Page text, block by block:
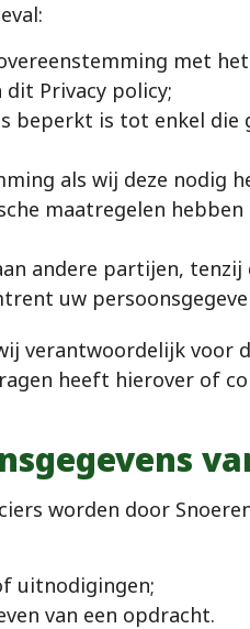
met
dit Privacy policy;
beperkt is tot enkel
als wij deze nodig
maatregelen
andere partijen,
uw
verantwoordelijk voor
heeft hierover of
worden door
uitnodigingen;
van een opdracht.